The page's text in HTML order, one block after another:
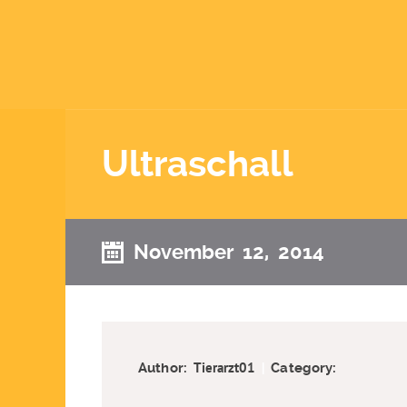
Ultraschall
November 12, 2014
Author:Tierarzt01 |Category: